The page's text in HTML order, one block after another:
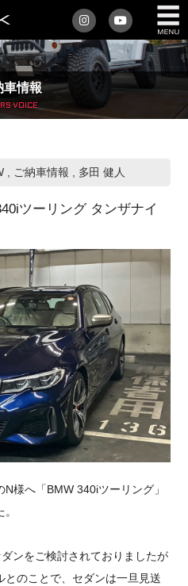
車情報
VOICE
, ご納車情報 , 多田 健人
ツーリング タンザナイ
様へ「BMW 340iツーリング」
ンをご検討されておりましたが
のことで、セダンは一旦見送